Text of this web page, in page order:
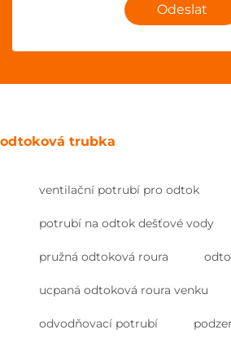
Odeslat
odtoková trubka
ventilační potrubí pro odtok
potrubí na odtok dešťové vody
pružná odtoková roura
ucpaná odtoková roura venku
odvodňovací potrubí